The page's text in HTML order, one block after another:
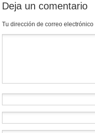
Deja un comentario
Tu dirección de correo